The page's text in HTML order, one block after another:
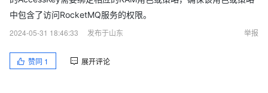
中包含了访问RocketMQ服务的权限。
2024-05-31 18:46:33
发布于山东 举报
赞同 1 展开评论